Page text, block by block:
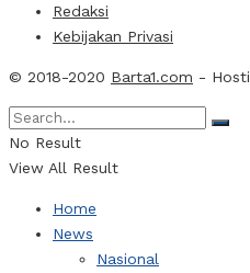
Redaksi
Kebijakan Privasi
© 2018-2020 Barta1.com -
No Result
View All Result
Home
News
Nasional